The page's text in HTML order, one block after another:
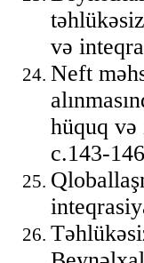
və
Neft
hüquq
с.143-146